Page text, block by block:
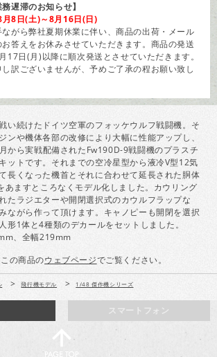
遅滞のお知らせ】
8日(土)～8月16日(日)
がら弊社夏期休業に伴い、商品の出荷・メール
答えをお休みさせていただきます。商品の発送
17日(月)以降に順次発送とさせていただきます。
訳ございませんが、予めご了承の程お願い致し
い続けたドイツ空軍のフォッケウルフ戦闘機。そ
ンや機体各部の改修により大幅に性能アップし、
から実戦配備されたFw190D-9戦闘機のプラスチ
ットです。それまでの空冷星型から液冷V型12気
長くなった機首とそれに合わせて延長された胴体
あますところなくモデル化しました。カウリング
たラジエターや開閉選択式のカウルフラップな
ながら作って頂けます。キャノピーも開閉を選択
形1体と4種類のデカールをセットしました。
、全幅219mm
の商品のウェブページでご覧ください。
> 飛行機モデル > 1/48 傑作機シリーズ
スマートフォン